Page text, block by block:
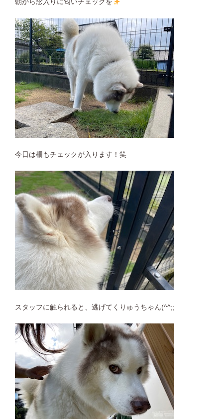
朝から念入りに匂いチェックを
今日は柵もチェックが入ります！笑
スタッフに触られると、逃げてくりゅうちゃん(^^;;